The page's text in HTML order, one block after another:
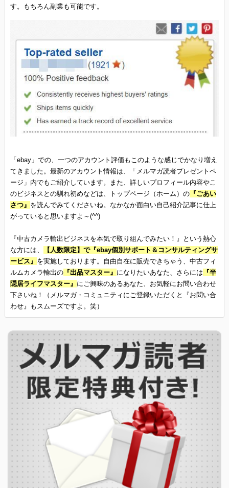
す。もちろん副業も可能です。
「ebay」での、一つのアカウント評価もこのような感じでかなり増え
てきました。最新のアカウント情報は、「メルマガ読者プレゼントペ
ージ」内でもご紹介しています。また、詳しいプロフィール内容やこ
のビジネスとの馴れ初めなどは、トップページ（ホーム）の『ごあい
さつ』 を読んでみてくださいね。なかなか面白い自己紹介記事に仕上
がっていると思いますよ～(^^)
『中古カメラ輸出ビジネスを本気で取り組んでみたい！』という熱心
な方には、
【人数限定】で『ebay個別サポート＆コンサルティングサ
ービス』 を実施しております。自由自在に販売できちゃう、中古フィ
ルムカメラ輸出の『出品マスター』 になりたいあなた、さらには 『半
隠居ライフマスター』 にご興味のあるあなた、お気軽にお問い合わせ
下さいね！（メルマガ・コミュニティにご登録いただくと『お問い合
わせ』もスムーズですよ。笑）